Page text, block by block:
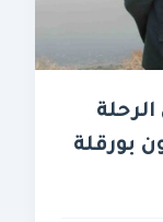
بورقلة